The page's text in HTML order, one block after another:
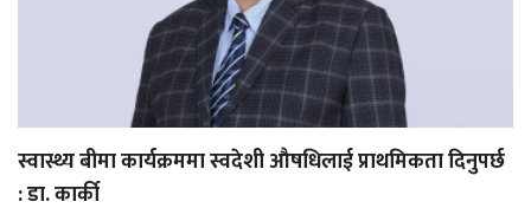
स्वास्थ्य बीमा कार्यक्रममा स्वदेशी औषधिलाई प्राथमिकता दिनुपर्छ
: डा. कार्की